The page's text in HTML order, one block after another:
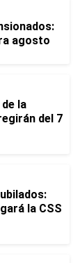
agosto
la
del 7
la CSS